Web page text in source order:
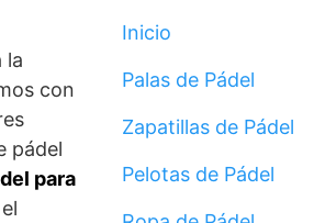
la
con
pádel
para
Inicio
Palas de Pádel
Zapatillas de Pádel
Pelotas de Pádel